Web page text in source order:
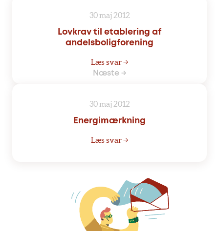
30 maj 2012
Lovkrav til etablering af
andelsboligforening
Læs svar →
Næste →
30 maj 2012
Energimærkning
Læs svar →